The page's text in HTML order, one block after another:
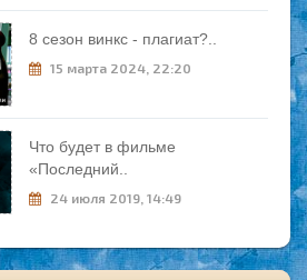
8 сезон винкс - плагиат?..
15 марта 2024, 22:20
Что будет в фильме
«Последний..
24 июля 2019, 14:49